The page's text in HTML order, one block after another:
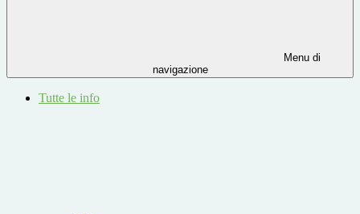
Menu di
navigazione
Tutte le info